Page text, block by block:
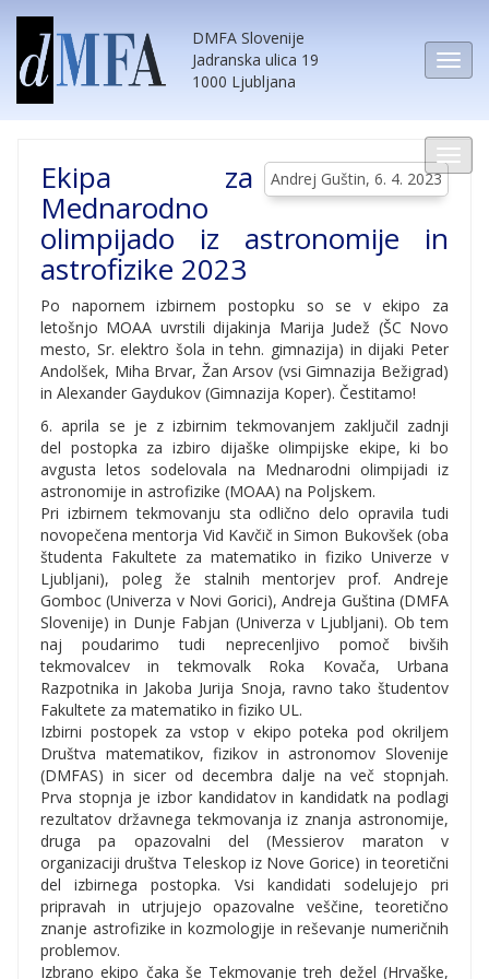
DMFA Slovenije
Jadranska ulica 19
1000 Ljubljana
Andrej Guštin, 6. 4. 2023
Ekipa za
Mednarodno
olimpijado iz astronomije in
astrofizike 2023
Po napornem izbirnem postopku so se v ekipo za
letošnjo MOAA uvrstili dijakinja Marija Judež (ŠC Novo
mesto, Sr. elektro šola in tehn. gimnazija) in dijaki Peter
Andolšek, Miha Brvar, Žan Arsov (vsi Gimnazija Bežigrad)
in Alexander Gaydukov (Gimnazija Koper). Čestitamo!
6. aprila se je z izbirnim tekmovanjem zaključil zadnji
del postopka za izbiro dijaške olimpijske ekipe, ki bo
avgusta letos sodelovala na Mednarodni olimpijadi iz
astronomije in astrofizike (MOAA) na Poljskem.
Pri izbirnem tekmovanju sta odlično delo opravila tudi
novopečena mentorja Vid Kavčič in Simon Bukovšek (oba
študenta Fakultete za matematiko in fiziko Univerze v
Ljubljani), poleg že stalnih mentorjev prof. Andreje
Gomboc (Univerza v Novi Gorici), Andreja Guština (DMFA
Slovenije) in Dunje Fabjan (Univerza v Ljubljani). Ob tem
naj poudarimo tudi neprecenljivo pomoč bivših
tekmovalcev in tekmovalk Roka Kovača, Urbana
Razpotnika in Jakoba Jurija Snoja, ravno tako študentov
Fakultete za matematiko in fiziko UL.
Izbirni postopek za vstop v ekipo poteka pod okriljem
Društva matematikov, fizikov in astronomov Slovenije
(DMFAS) in sicer od decembra dalje na več stopnjah.
Prva stopnja je izbor kandidatov in kandidatk na podlagi
rezultatov državnega tekmovanja iz znanja astronomije,
druga pa opazovalni del (Messierov maraton v
organizaciji društva Teleskop iz Nove Gorice) in teoretični
del izbirnega postopka. Vsi kandidati sodelujejo pri
pripravah in utrjujejo opazovalne veščine, teoretično
znanje astrofizike in kozmologije in reševanje numeričnih
problemov.
Izbrano ekipo čaka še Tekmovanje treh dežel (Hrvaške,